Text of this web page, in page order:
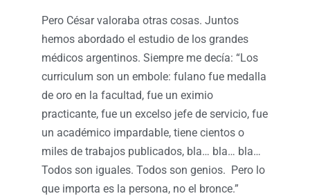
Pero César valoraba otras cosas. Juntos
hemos abordado el estudio de los grandes
médicos argentinos. Siempre me decía: “Los
curriculum son un embole: fulano fue medalla
de oro en la facultad, fue un eximio
practicante, fue un excelso jefe de servicio, fue
un académico impardable, tiene cientos o
miles de trabajos publicados, bla… bla… bla…
Todos son iguales. Todos son genios. Pero lo
que importa es la persona, no el bronce.”